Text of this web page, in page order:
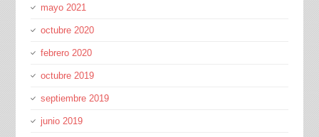
mayo 2021
octubre 2020
febrero 2020
octubre 2019
septiembre 2019
junio 2019